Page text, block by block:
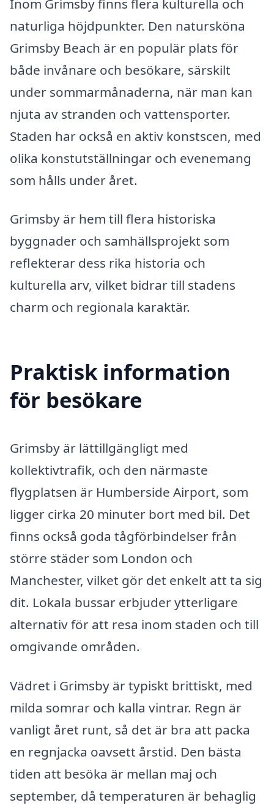
naturliga höjdpunkter. Den natursköna
Grimsby Beach är en populär plats för
både invånare och besökare, särskilt
under sommarmånaderna, när man kan
njuta av stranden och vattensporter.
Staden har också en aktiv konstscen, med
olika konstutställningar och evenemang
som hålls under året.
Grimsby är hem till flera historiska
byggnader och samhällsprojekt som
reflekterar dess rika historia och
kulturella arv, vilket bidrar till stadens
charm och regionala karaktär.
Praktisk information
för besökare
Grimsby är lättillgängligt med
kollektivtrafik, och den närmaste
flygplatsen är Humberside Airport, som
ligger cirka 20 minuter bort med bil. Det
finns också goda tågförbindelser från
större städer som London och
Manchester, vilket gör det enkelt att ta sig
dit. Lokala bussar erbjuder ytterligare
alternativ för att resa inom staden och till
omgivande områden.
Vädret i Grimsby är typiskt brittiskt, med
milda somrar och kalla vintrar. Regn är
vanligt året runt, så det är bra att packa
en regnjacka oavsett årstid. Den bästa
tiden att besöka är mellan maj och
september, då temperaturen är behaglig